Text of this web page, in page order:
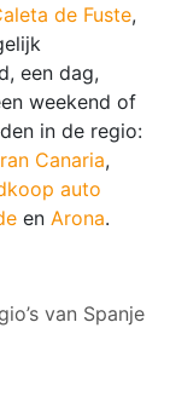
de Fuste,
een dag,
weekend of
in de regio:
Canaria,
auto
en Arona.
van Spanje